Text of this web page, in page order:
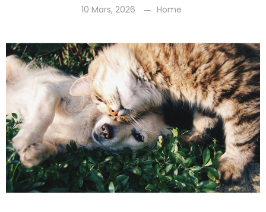
10 Mars, 2026 Home